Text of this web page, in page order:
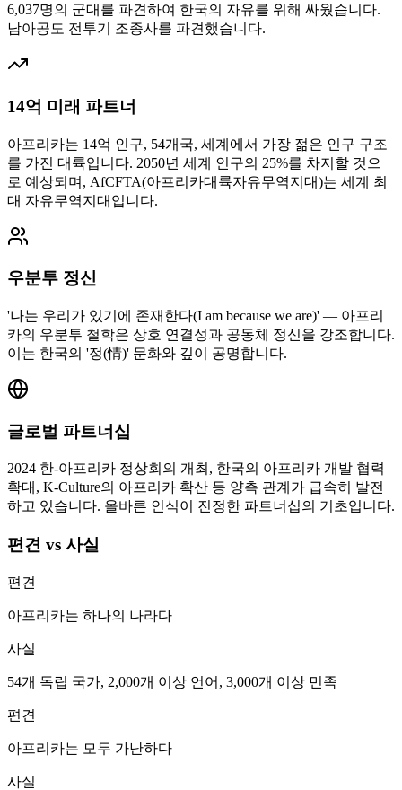
6,037명의 군대를 파견하여 한국의 자유를 위해 싸웠습니다.
남아공도 전투기 조종사를 파견했습니다.
14억 미래 파트너
아프리카는 14억 인구, 54개국, 세계에서 가장 젊은 인구 구조
를 가진 대륙입니다. 2050년 세계 인구의 25%를 차지할 것으
로 예상되며, AfCFTA(아프리카대륙자유무역지대)는 세계 최
대 자유무역지대입니다.
우분투 정신
'나는 우리가 있기에 존재한다(I am because we are)' — 아프리
카의 우분투 철학은 상호 연결성과 공동체 정신을 강조합니다.
이는 한국의 '정(情)' 문화와 깊이 공명합니다.
글로벌 파트너십
2024 한-아프리카 정상회의 개최, 한국의 아프리카 개발 협력
확대, K-Culture의 아프리카 확산 등 양측 관계가 급속히 발전
하고 있습니다. 올바른 인식이 진정한 파트너십의 기초입니다.
편견 vs 사실
편견
아프리카는 하나의 나라다
사실
54개 독립 국가, 2,000개 이상 언어, 3,000개 이상 민족
편견
아프리카는 모두 가난하다
사실